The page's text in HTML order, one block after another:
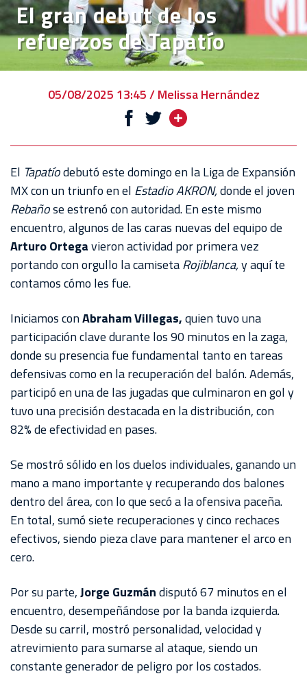
EVENTOS
DEPORTIVOS
REBAÑO
CHIVAS
CHIVASTV
ESTADIO
AKRON
TOUR
ESTADIO
AKRON
El gran debut de los
refuerzos de Tapatío
05/08/2025 13:45 / Melissa Hernández
El Tapatíodebutó este domingo en la Liga de Expansión
MX con un triunfo en el Estadio AKRON,donde el joven
Rebañose estrenó con autoridad. En este mismo
encuentro, algunos de las caras nuevas del equipo de
Arturo Ortegavieron actividad por primera vez
portando con orgullo la camisetaRojiblanca,y aquí te
contamos cómo les fue.
Iniciamos conAbraham Villegas,quien tuvo una
participación clave durante los 90 minutos en la zaga,
donde su presencia fue fundamental tanto en tareas
defensivas como en la recuperación del balón. Además,
participó en una de las jugadas que culminaron en gol y
tuvo una precisión destacada en la distribución, con
82% de efectividad en pases.
Se mostró sólido en los duelos individuales, ganando un
mano a mano importante y recuperando dos balones
dentro del área, con lo que secó a la ofensiva paceña.
En total, sumó siete recuperaciones y cinco rechaces
efectivos, siendo pieza clave para mantener el arco en
cero.
Por su parte,Jorge Guzmándisputó 67 minutos en el
encuentro, desempeñándose por la banda izquierda.
Desde su carril, mostró personalidad, velocidad y
atrevimiento para sumarse al ataque, siendo un
constante generador de peligro por los costados.